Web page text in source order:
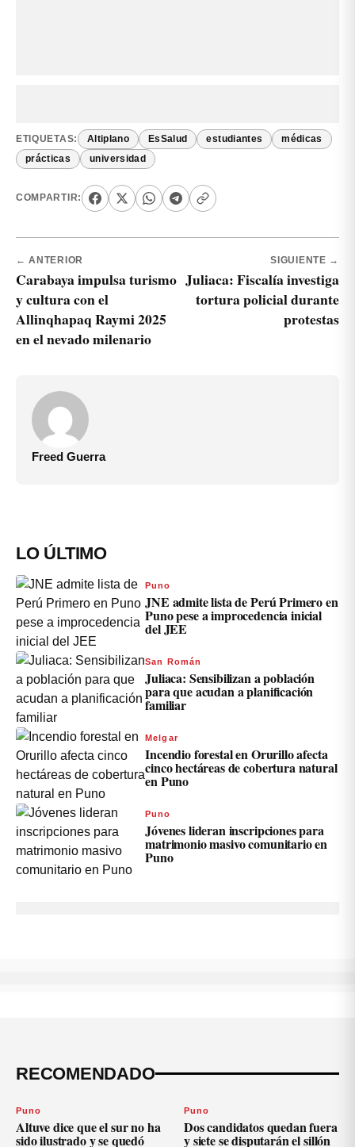
ETIQUETAS: Altiplano EsSalud estudiantes médicas
prácticas universidad
COMPARTIR:
← ANTERIOR
Carabaya impulsa turismo
y cultura con el
Allinqhapaq Raymi 2025
en el nevado milenario
SIGUIENTE →
Juliaca: Fiscalía investiga
tortura policial durante
protestas
Freed Guerra
LO ÚLTIMO
Puno
JNE admite lista de Perú Primero en
Puno pese a improcedencia inicial
del JEE
San Román
Juliaca: Sensibilizan a población
para que acudan a planificación
familiar
Melgar
Incendio forestal en Orurillo afecta
cinco hectáreas de cobertura natural
en Puno
Puno
Jóvenes lideran inscripciones para
matrimonio masivo comunitario en
Puno
RECOMENDADO
Puno
Altuve dice que el sur no ha
sido ilustrado y se quedó
Puno
Dos candidatos quedan fuera
y siete se disputarán el sillón